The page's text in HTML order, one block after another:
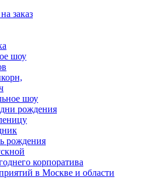
заказ
шоу
шоу
рождения
рождения
корпоратива
в Москве и области